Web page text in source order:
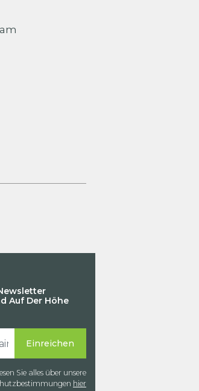
Auf Der Höhe
Sie alles über unsere
hier